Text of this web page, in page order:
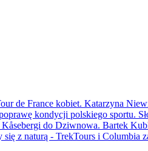
de France kobiet. Katarzyna
kondycji polskiego sportu.
do Dziwnowa. Bartek
się z naturą - TrekTours i Columbia